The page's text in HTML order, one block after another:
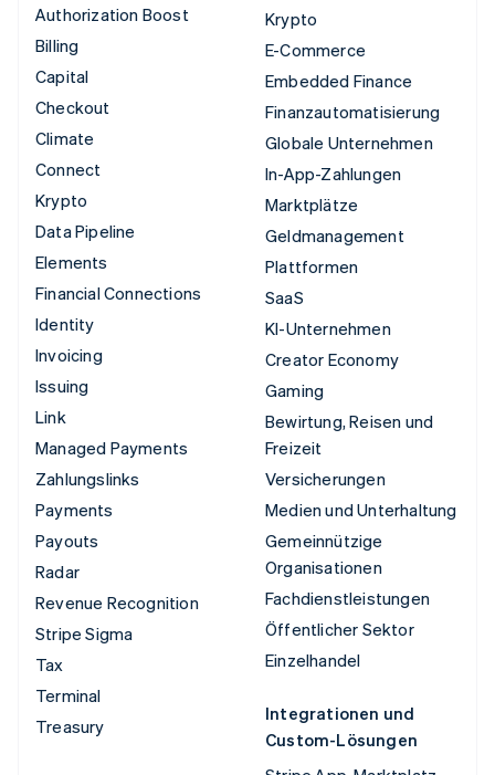
Authorization Boost
Billing
Capital
Checkout
Climate
Connect
Krypto
Data Pipeline
Elements
Financial Connections
Identity
Invoicing
Issuing
Link
Managed Payments
Zahlungslinks
Payments
Payouts
Radar
Revenue Recognition
Stripe Sigma
Tax
Terminal
Treasury
Krypto
E-Commerce
Embedded Finance
Finanzautomatisierung
Globale Unternehmen
In-App-Zahlungen
Marktplätze
Geldmanagement
Plattformen
SaaS
KI-Unternehmen
Creator Economy
Gaming
Bewirtung, Reisen und
Freizeit
Versicherungen
Medien und Unterhaltung
Gemeinnützige
Organisationen
Fachdienstleistungen
Öffentlicher Sektor
Einzelhandel
Integrationen und
Custom-Lösungen